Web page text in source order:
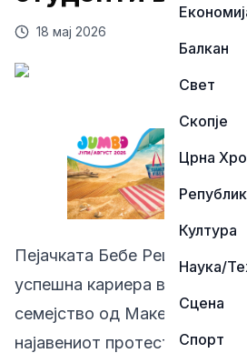
Балкан
Свет
Скопје
Црна
Култура
Наука/
Сцена
Спорт
18 мај 2026
Пејачката Бебе Реџа, која
успешна кариера во САД, а
семејство од Македонија,
најавениот протест на